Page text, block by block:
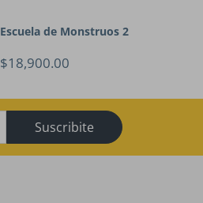
Escuela de Monstruos 2
$18,900.00
Suscribite